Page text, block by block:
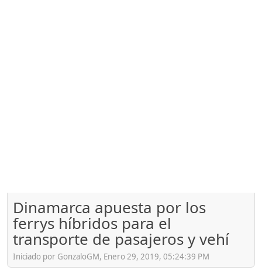
Dinamarca apuesta por los
ferrys híbridos para el
transporte de pasajeros y vehí
Iniciado por GonzaloGM, Enero 29, 2019, 05:24:39 PM